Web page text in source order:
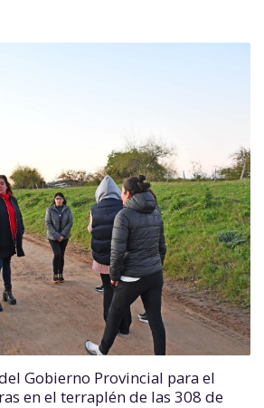
Gobierno Provincial para el
en el terraplén de las 308 de